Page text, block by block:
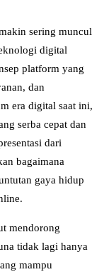
sering muncul
digital
platform yang
dan
era digital saat ini,
serba cepat dan
dari
bagaimana
gaya hidup
mendorong
tidak lagi hanya
mampu